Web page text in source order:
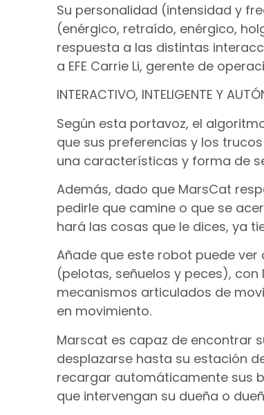
Su personalidad (intensidad y
(enérgico, retraído, enérgico,
respuesta a las distintas
a EFE Carrie Li, gerente de
INTERACTIVO, INTELIGENTE Y
Según esta portavoz, el
que sus preferencias y los
una características y forma de
Además, dado que MarsCat
pedirle que camine o que se
hará las cosas que le dices, ya
Añade que este robot puede
(pelotas, señuelos y peces),
mecanismos articulados de
en movimiento.
Marscat es capaz de encontrar
desplazarse hasta su estación
recargar automáticamente sus
que intervengan su dueña o